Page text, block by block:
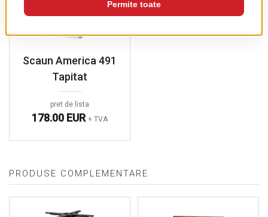
Scaun America 491
Tapitat
pret de lista
178.00 EUR + TVA
PRODUSE COMPLEMENTARE